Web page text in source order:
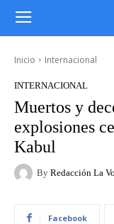
Inicio Internacional
INTERNACIONAL
Muertos y
explosiones
Kabul
By Redacción La
Facebook